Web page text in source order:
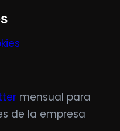
mensual para
de la empresa